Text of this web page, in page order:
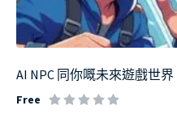
AI NPC 同你嘅未來遊戲世界
Free